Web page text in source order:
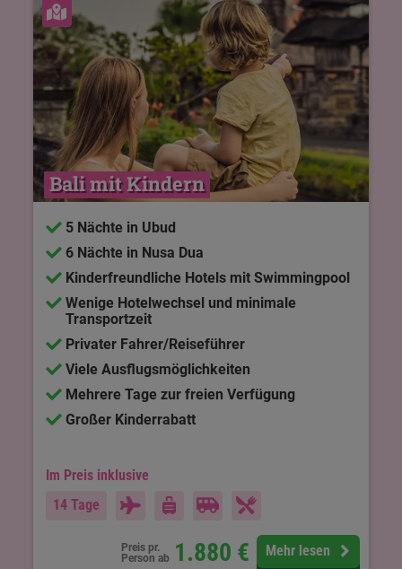
Karte ansehen
Bali mit Kindern
5 Nächte in Ubud
6 Nächte in Nusa Dua
Kinderfreundliche Hotels mit Swimmingpool
Wenige Hotelwechsel und minimale
Transportzeit
Privater Fahrer/Reiseführer
Viele Ausflugsmöglichkeiten
Mehrere Tage zur freien Verfügung
Großer Kinderrabatt
Im Preis inklusive
14 Tage
Preis pr.
Person ab 1.880 € Mehr lesen